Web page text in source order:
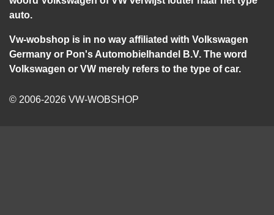
auto.
Vw-wobshop is in no way affiliated with Volkswagen
Germany or Pon's Automobielhandel B.V. The word
Volkswagen or VW merely refers to the type of car.
© 2006-2026 VW-WOBSHOP